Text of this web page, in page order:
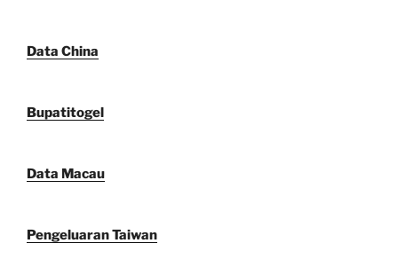
Data China
Bupatitogel
Data Macau
Pengeluaran Taiwan